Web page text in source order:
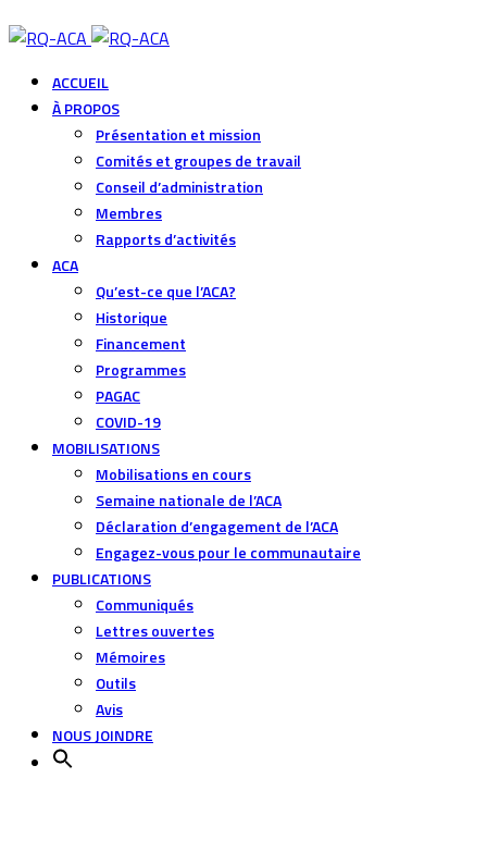
ACCUEIL
À PROPOS
Présentation et mission
Comités et groupes de travail
Conseil d’administration
Membres
Rapports d’activités
ACA
Qu’est-ce que l’ACA?
Historique
Financement
Programmes
PAGAC
COVID-19
MOBILISATIONS
Mobilisations en cours
Semaine nationale de l’ACA
Déclaration d’engagement de l’ACA
Engagez-vous pour le communautaire
PUBLICATIONS
Communiqués
Lettres ouvertes
Mémoires
Outils
Avis
NOUS JOINDRE